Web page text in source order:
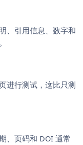
、引用信息、数字和
进行测试，这比只测
、页码和 DOI 通常